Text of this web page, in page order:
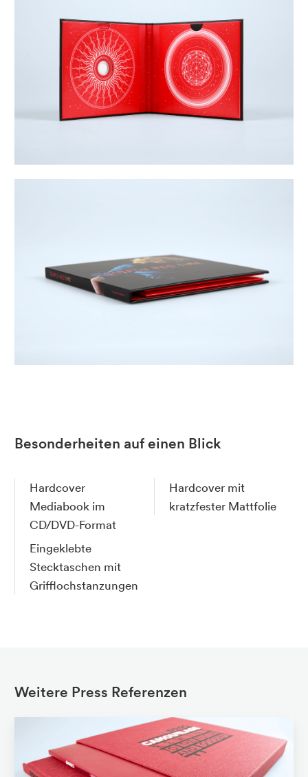
Besonderheiten auf einen Blick
Hardcover
Mediabook im
CD/DVD-Format
Eingeklebte
Stecktaschen mit
Grifflochstanzungen
Hardcover mit
kratzfester Mattfolie
Weitere Press Referenzen